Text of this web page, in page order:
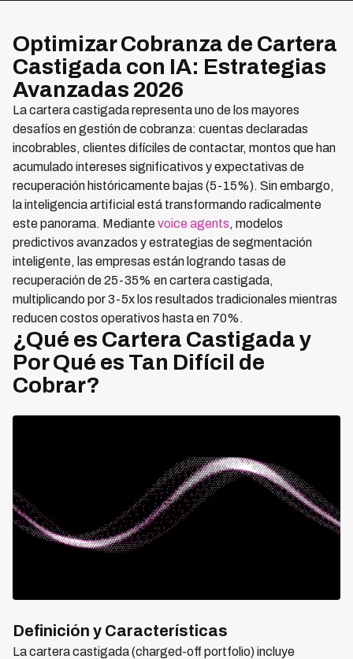
Optimizar Cobranza de Cartera
Castigada con IA: Estrategias
Avanzadas 2026
La cartera castigada representa uno de los mayores
desafíos en gestión de cobranza: cuentas declaradas
incobrables, clientes difíciles de contactar, montos que han
acumulado intereses significativos y expectativas de
recuperación históricamente bajas (5-15%). Sin embargo,
la inteligencia artificial está transformando radicalmente
este panorama. Mediantevoice agents, modelos
predictivos avanzados y estrategias de segmentación
inteligente, las empresas están logrando tasas de
recuperación de 25-35% en cartera castigada,
multiplicando por 3-5x los resultados tradicionales mientras
reducen costos operativos hasta en 70%.
¿Qué es Cartera Castigada y
Por Qué es Tan Difícil de
Cobrar?
Definición y Características
La cartera castigada (charged-off portfolio) incluye